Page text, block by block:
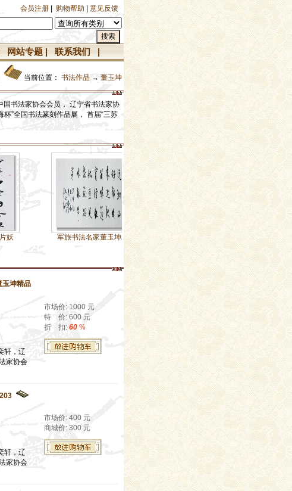
会员注册 购物帮助 意见反馈
网站专题 联系我们
当前位置： 书法作品 → 董玉坤
书法家协会会员， 辽宁省书法家协
”全国书法篆刻作品展， 首届“三苏
军旅书法名家董玉坤精 军旅书法名家董玉坤精
玉坤精品
轩，辽
家协会
市场价: 1000 元
特 价: 600 元
折 扣: 60 %
轩，辽
家协会
市场价: 400 元
商城价: 300 元